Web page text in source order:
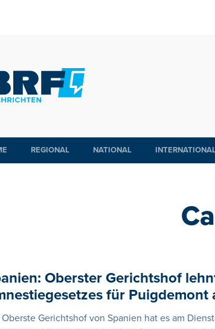
REGIONAL NATIONAL
Oberster Gerichtshof
für Puigdemont
Oberste Gerichtshof von Spanien hat es am